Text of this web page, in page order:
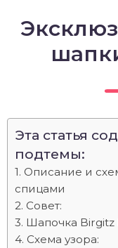
Эта статья
подтемы:
Описание и
спицами
Совет:
Шапочка Birgitz
Схема узора: